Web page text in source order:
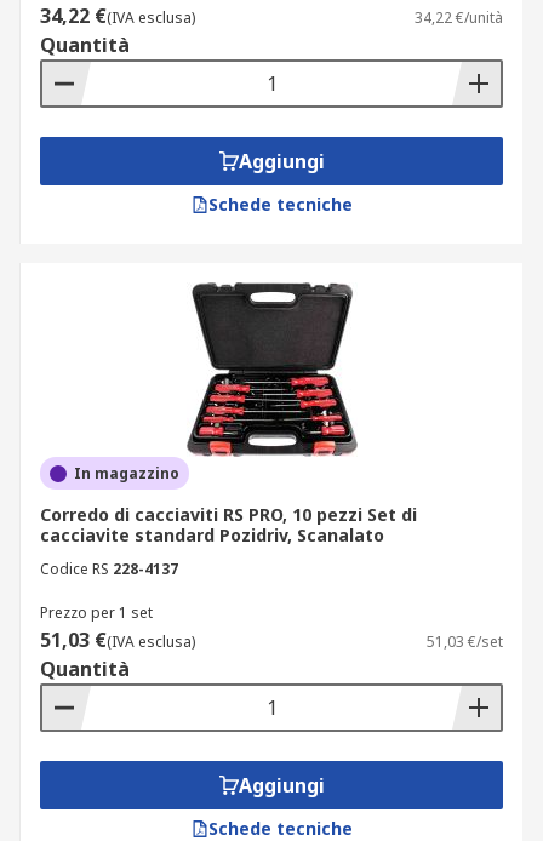
34,22 €(IVA esclusa) 34,22 €/unità
Quantità
Aggiungi
Schede tecniche
In magazzino
Corredo di cacciaviti RS PRO, 10 pezzi Set di
cacciavite standard Pozidriv, Scanalato
Codice RS 228-4137
Prezzo per 1 set
51,03 €(IVA esclusa) 51,03 €/set
Quantità
Aggiungi
Schede tecniche